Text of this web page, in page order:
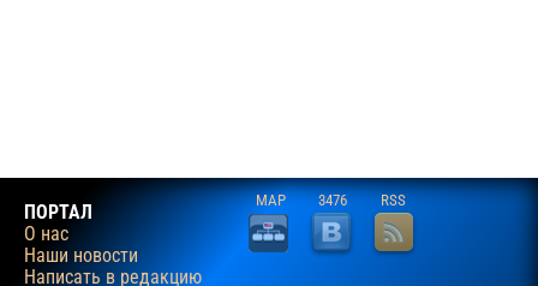
ПОРТАЛ
О нас
Наши новости
Написать в редакцию
MAP 3476 RSS